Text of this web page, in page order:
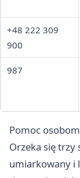
+48 222 309
900
987
Pomoc
Orzeka się trzy
umiarkowany i